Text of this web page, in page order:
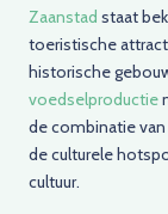
Zaanstad staat
toeristische
historische
voedselproductie
de combinatie
de culturele
cultuur.